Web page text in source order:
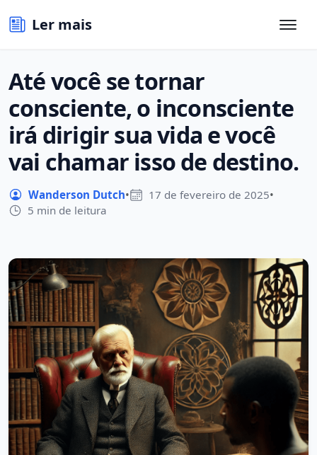
Ler mais
Até você se tornar
consciente, o inconsciente
irá dirigir sua vida e você
vai chamar isso de destino.
Wanderson Dutch• 17 de fevereiro de 2025•
5 min de leitura